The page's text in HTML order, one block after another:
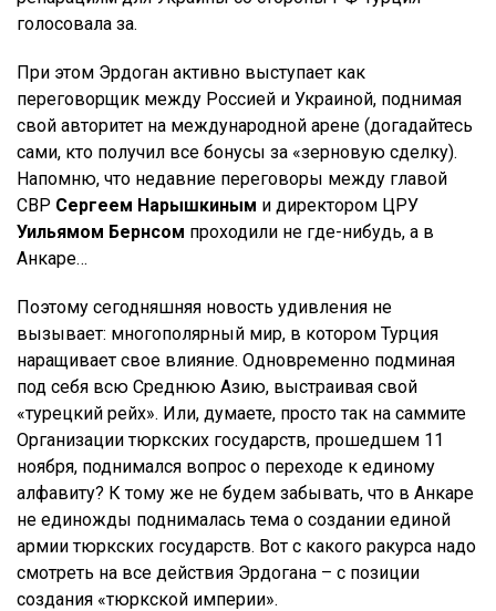
голосовала за.
При этом Эрдоган активно выступает как
переговорщик между Россией и Украиной, поднимая
свой авторитет на международной арене (догадайтесь
сами, кто получил все бонусы за «зерновую сделку).
Напомню, что недавние переговоры между главой
СВР Сергеем Нарышкиным и директором ЦРУ
Уильямом Бернсом проходили не где-нибудь, а в
Анкаре…
Поэтому сегодняшняя новость удивления не
вызывает: многополярный мир, в котором Турция
наращивает свое влияние. Одновременно подминая
под себя всю Среднюю Азию, выстраивая свой
«турецкий рейх». Или, думаете, просто так на саммите
Организации тюркских государств, прошедшем 11
ноября, поднимался вопрос о переходе к единому
алфавиту? К тому же не будем забывать, что в Анкаре
не единожды поднималась тема о создании единой
армии тюркских государств. Вот с какого ракурса надо
смотреть на все действия Эрдогана – с позиции
создания «тюркской империи».